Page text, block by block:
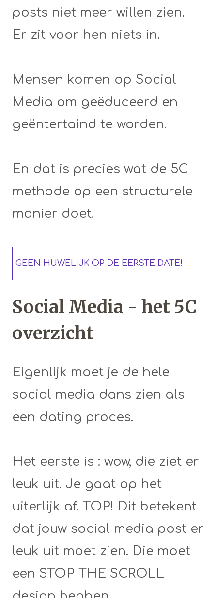
posts niet meer willen zien.
Er zit voor hen niets in.
Mensen komen op Social
Media om geëduceerd en
geëntertaind te worden.
En dat is precies wat de 5C
methode op een structurele
manier doet.
GEEN HUWELIJK OP DE EERSTE DATE!
Social Media - het 5C
overzicht
Eigenlijk moet je de hele
social media dans zien als
een dating proces.
Het eerste is : wow, die ziet er
leuk uit. Je gaat op het
uiterlijk af. TOP! Dit betekent
dat jouw social media post er
leuk uit moet zien. Die moet
een STOP THE SCROLL